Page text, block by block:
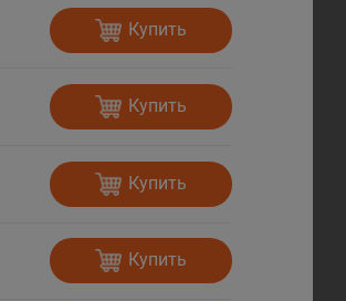
Купить
Купить
Купить
Купить